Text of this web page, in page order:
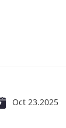
Oct 23.2025